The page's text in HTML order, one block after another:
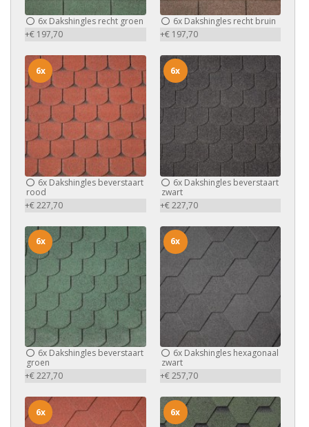
6x Dakshingles recht groen
+€ 197,70
6xDakshingles recht bruin
+€ 197,70
6x Dakshingles beverstaart
rood
+€ 227,70
6x
6xDakshingles beverstaart
zwart
+€ 227,70
6x
6x Dakshingles beverstaart
groen
+€ 227,70
6x
6xDakshingles hexagonaal
zwart
+€ 257,70
6x
6x 6x